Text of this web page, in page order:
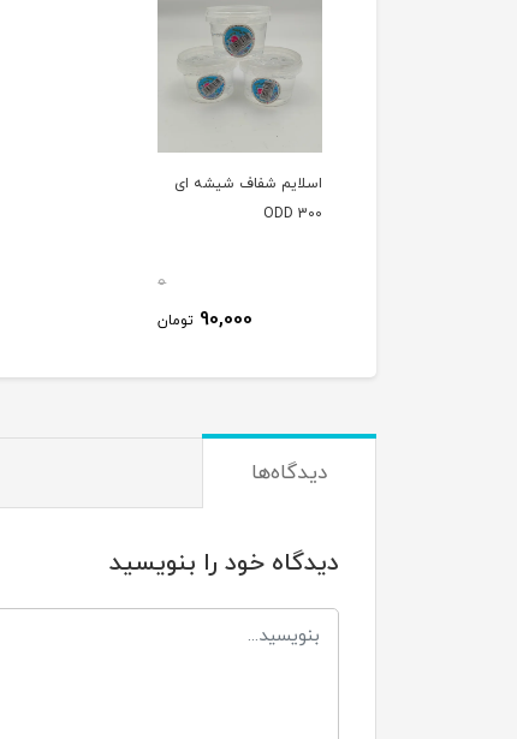
اسلایم شفاف شیشه ای
300 ODD
0
90,000 تومان
دیدگاه‌ها
دیدگاه خود را بنویسید